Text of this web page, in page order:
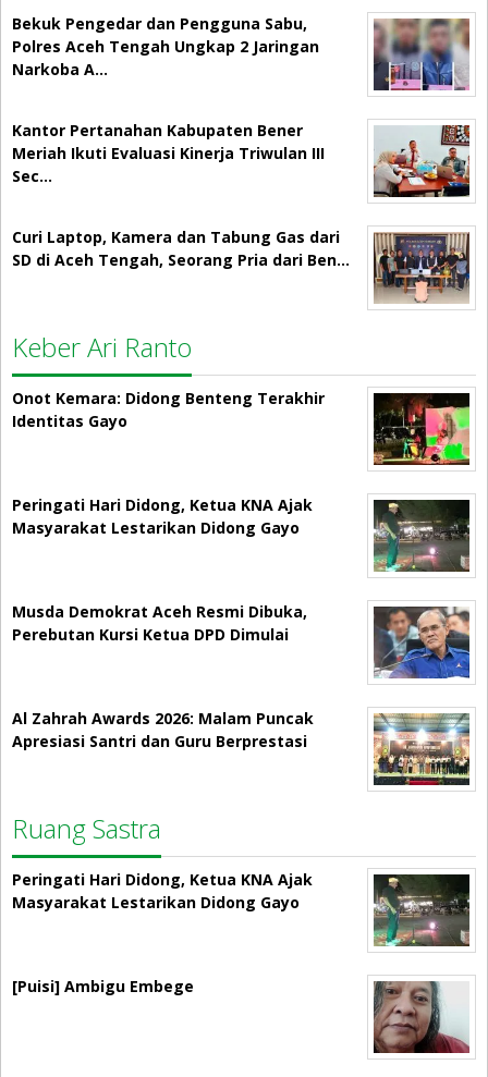
Bekuk Pengedar dan Pengguna Sabu,
Polres Aceh Tengah Ungkap 2 Jaringan
Narkoba A…
Kantor Pertanahan Kabupaten Bener
Meriah Ikuti Evaluasi Kinerja Triwulan III
Sec…
Curi Laptop, Kamera dan Tabung Gas dari
SD di Aceh Tengah, Seorang Pria dari Ben…
Keber Ari Ranto
Onot Kemara: Didong Benteng Terakhir
Identitas Gayo
Peringati Hari Didong, Ketua KNA Ajak
Masyarakat Lestarikan Didong Gayo
Musda Demokrat Aceh Resmi Dibuka,
Perebutan Kursi Ketua DPD Dimulai
Al Zahrah Awards 2026: Malam Puncak
Apresiasi Santri dan Guru Berprestasi
Ruang Sastra
Peringati Hari Didong, Ketua KNA Ajak
Masyarakat Lestarikan Didong Gayo
[Puisi] Ambigu Embege